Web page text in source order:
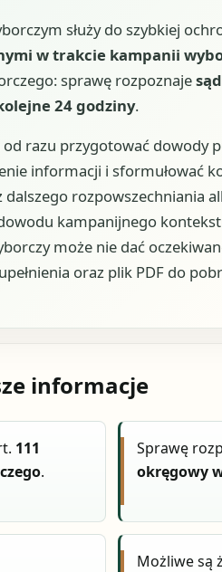
służy do szybkiej
w trakcie kampanii
sprawę rozpoznaje
24 godziny.
razu przygotować dowody
informacji i sformułować
dalszego rozpowszechniania
kampanijnego
może nie dać
oraz plik PDF do
informacje
111
.
Sprawę
okręgowy
Możliwe są